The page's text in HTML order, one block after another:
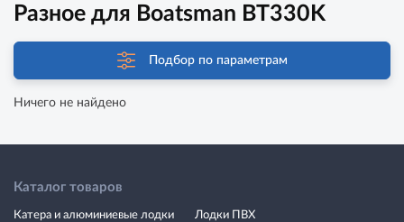
Разное для Boatsman BT330K
Подбор по параметрам
Ничего не найдено
Каталог товаров
Катера и алюминиевые лодки Лодки ПВХ